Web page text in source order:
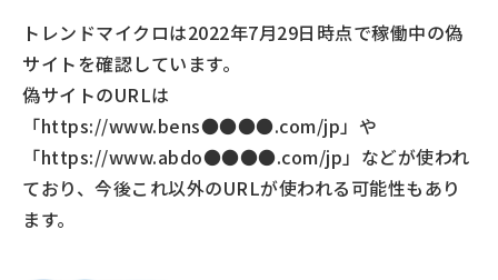
トレンドマイクロは2022年7月29日時点で稼働中の偽
サイトを確認しています。
偽サイトのURLは
「https://www.bens●●●●.com/jp」や
「https://www.abdo●●●●.com/jp」などが使われ
ており、今後これ以外のURLが使われる可能性もあり
ます。